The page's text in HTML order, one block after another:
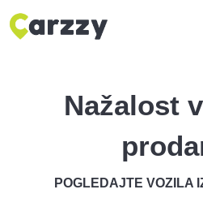
Nažalost
POGLEDAJTE VOZILA